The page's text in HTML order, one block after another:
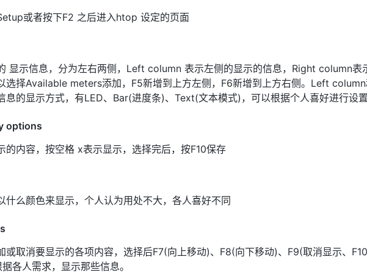
或者按下F2 之后进入htop 设定的页面
显示信息，分为左右两侧，Left column 表示左侧的显示的信息，Right column表
选择Available meters添加，F5新增到上方左侧，F6新增到上方右侧。Left column
息的显示方式，有LED、Bar(进度条)、Text(文本模式)，可以根据个人喜好进行设置
options
的内容，按空格 x表示显示，选择完后，按F10保存
什么颜色来显示，个人认为用处不大，各人喜好不同
或取消要显示的各项内容，选择后F7(向上移动)、F8(向下移动)、F9(取消显示、
各人需求，显示那些信息。